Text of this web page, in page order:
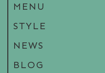
MENU
STYLE
NEWS
BLOG